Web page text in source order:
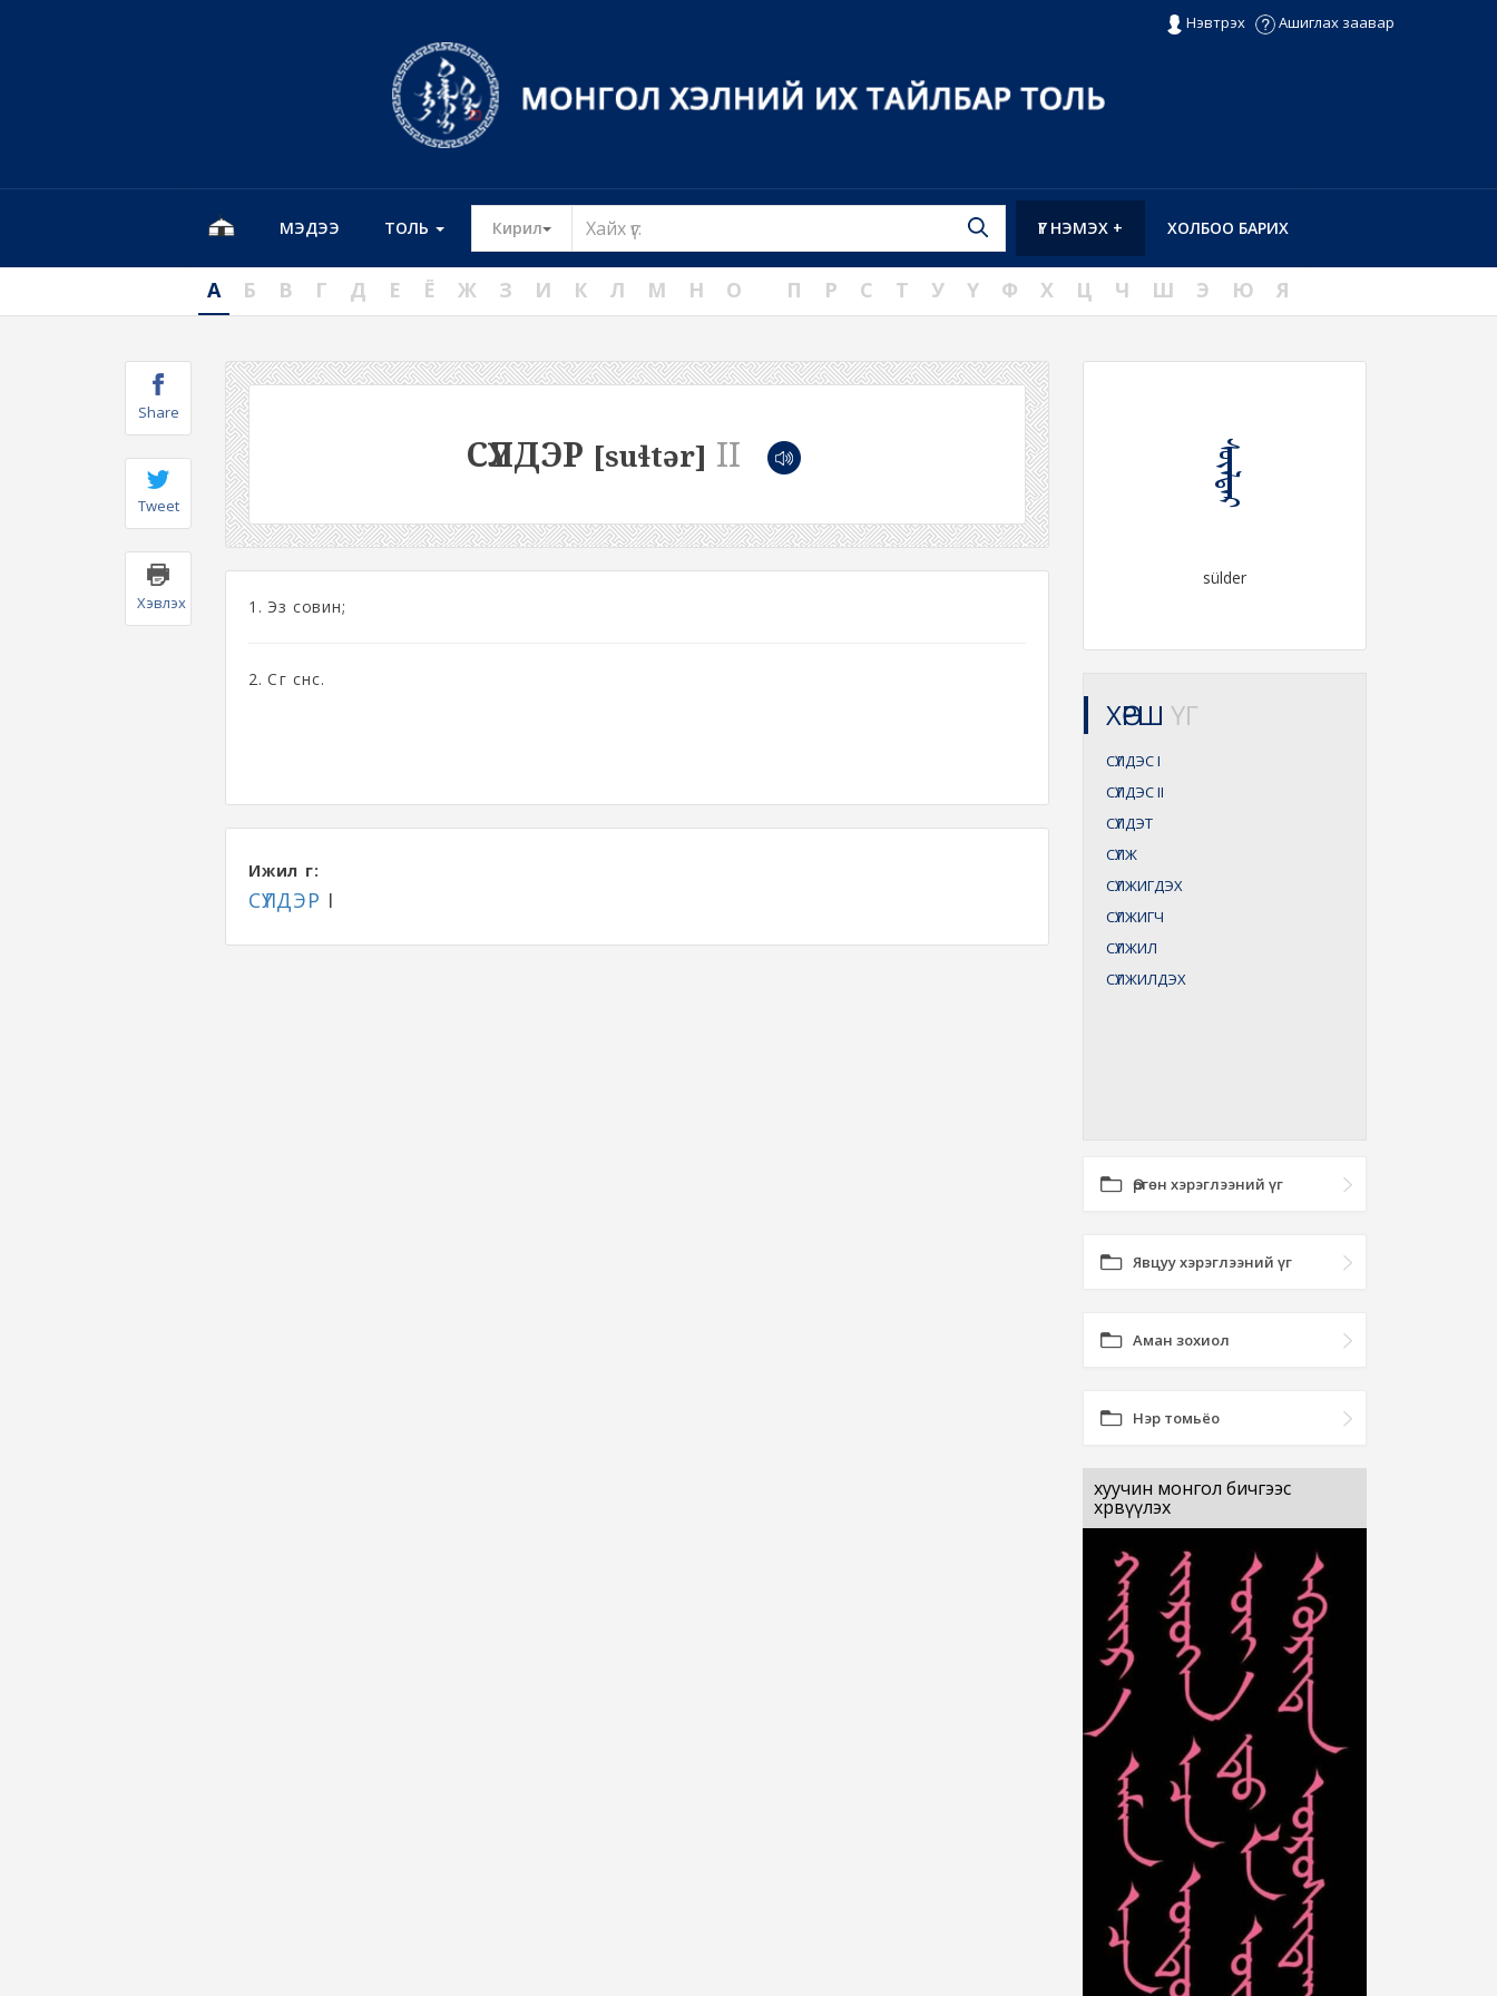
Нэвтрэх Ашиглах заавар
МЭДЭЭ ТОЛЬ Кирил Toggle Dropdown ХОЛБОО БАРИХ
ҮГ НЭМЭХ +
А Б В Г Д Е Ё Ж З И К Л М Н О П Р С Т У Ү Ф Х Ц Ч Ш Э Ю Я
Share
Tweet
Хэвлэх
СҮЛДЭР [suɬtər] II
1. Эз совин;
2. Сүг сүнс.
Ижил үг:
СҮЛДЭР I
ᠰᠦᠯᠳᠡᠷ
sülder
ХӨРШ ҮГ
СҮЛДЭСI
СҮЛДЭСII
СҮЛДЭТ
СҮЛЖ
СҮЛЖИГДЭХ
СҮЛЖИГЧ
СҮЛЖИЛ
СҮЛЖИЛДЭХ
Өргөн хэрэглээний үг
Явцуу хэрэглээний үг
Аман зохиол
Нэр томьёо
хуучин монгол бичгээс
хөрвүүлэх